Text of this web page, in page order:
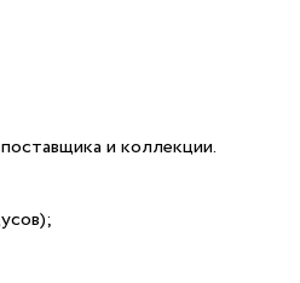
и коллекции.